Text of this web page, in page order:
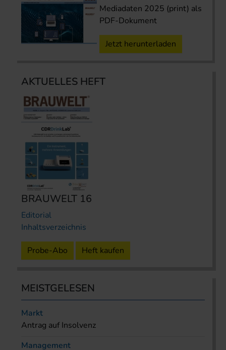
Mediadaten 2025 (print) als
PDF-Dokument
Jetzt herunterladen
AKTUELLES HEFT
BRAUWELT 16
Editorial
Inhaltsverzeichnis
Probe-Abo Heft kaufen
MEISTGELESEN
Markt
Antrag auf Insolvenz
Management